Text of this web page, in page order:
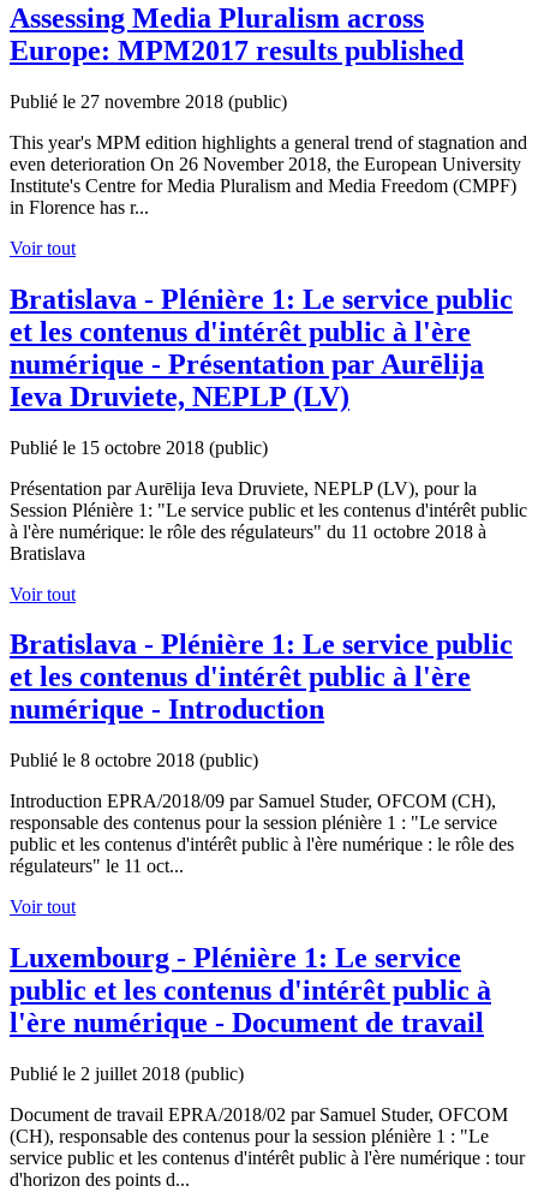
Assessing Media Pluralism across
Europe: MPM2017 results published
Publié le 27 novembre 2018 (public)
This year's MPM edition highlights a general trend of stagnation and
even deterioration On 26 November 2018, the European University
Institute's Centre for Media Pluralism and Media Freedom (CMPF)
in Florence has r...
Voir tout
Bratislava - Plénière 1: Le service public
et les contenus d'intérêt public à l'ère
numérique - Présentation par Aurēlija
Ieva Druviete, NEPLP (LV)
Publié le 15 octobre 2018 (public)
Présentation par Aurēlija Ieva Druviete, NEPLP (LV), pour la
Session Plénière 1: "Le service public et les contenus d'intérêt public
à l'ère numérique: le rôle des régulateurs" du 11 octobre 2018 à
Bratislava
Voir tout
Bratislava - Plénière 1: Le service public
et les contenus d'intérêt public à l'ère
numérique - Introduction
Publié le 8 octobre 2018 (public)
Introduction EPRA/2018/09 par Samuel Studer, OFCOM (CH),
responsable des contenus pour la session plénière 1 : "Le service
public et les contenus d'intérêt public à l'ère numérique : le rôle des
régulateurs" le 11 oct...
Voir tout
Luxembourg - Plénière 1: Le service
public et les contenus d'intérêt public à
l'ère numérique - Document de travail
Publié le 2 juillet 2018 (public)
Document de travail EPRA/2018/02 par Samuel Studer, OFCOM
(CH), responsable des contenus pour la session plénière 1 : "Le
service public et les contenus d'intérêt public à l'ère numérique : tour
d'horizon des points d...